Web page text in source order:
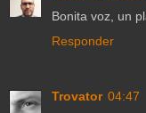
Bonita voz, un
Responder
Trovator 04:47